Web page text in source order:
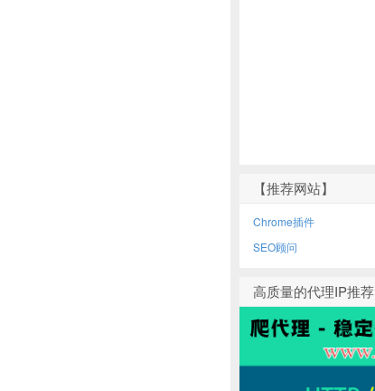
【推荐网站】
Chrome插件
SEO顾问
高质量的代理IP推荐